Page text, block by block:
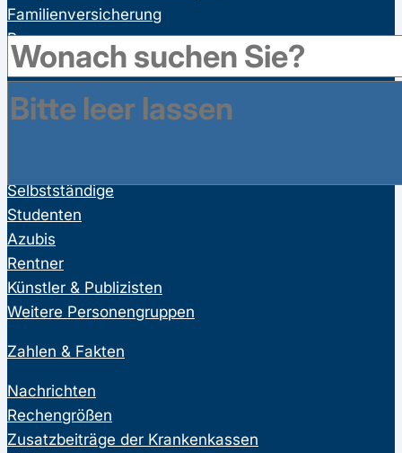
Familienversicherung
Bonusprogramme
Wahltarife
Vorsorgeuntersuchungen
Personengruppen
Selbstständige
Studenten
Azubis
Rentner
Künstler & Publizisten
Weitere Personengruppen
Zahlen & Fakten
Nachrichten
Rechengrößen
Zusatzbeiträge der Krankenkassen